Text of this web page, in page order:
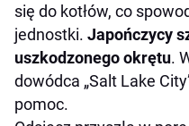
się do kotłów, co
jednostki. Japończycy
uszkodzonego okrętu.
dowódca „Salt Lake
pomoc.